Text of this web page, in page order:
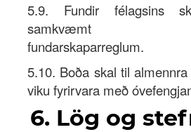
5.9. Fundir félagsins
samkvæmt
fundarskaparreglum.
5.10. Boða skal til
viku fyrirvara með
6. Lög og